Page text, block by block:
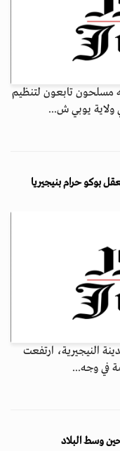
شنه مسلحون تابعون لتنظيم
ولاية يوبي ش...
بوكو حرام بنيجيريا
النيجيرية، ارتفعت
في وجه...